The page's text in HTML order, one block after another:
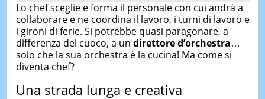
Lo chef sceglie e forma il personale con cui andrà a
collaborare e ne coordina il lavoro, i turni di lavoro e
i gironi di ferie. Si potrebbe quasi paragonare, a
differenza del cuoco, a un direttore d’orchestra…
solo che la sua orchestra è la cucina! Ma come si
diventa chef?
Una strada lunga e creativa